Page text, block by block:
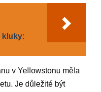
kluky:
v Yellowstonu měla
Je důležité být